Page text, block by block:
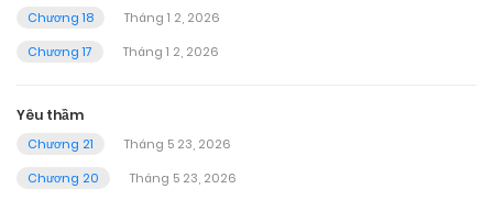
Chương 18
Tháng 1 2, 2026
Chương 17
Tháng 1 2, 2026
Yêu thầm
Chương 21
Tháng 5 23, 2026
Chương 20
Tháng 5 23, 2026